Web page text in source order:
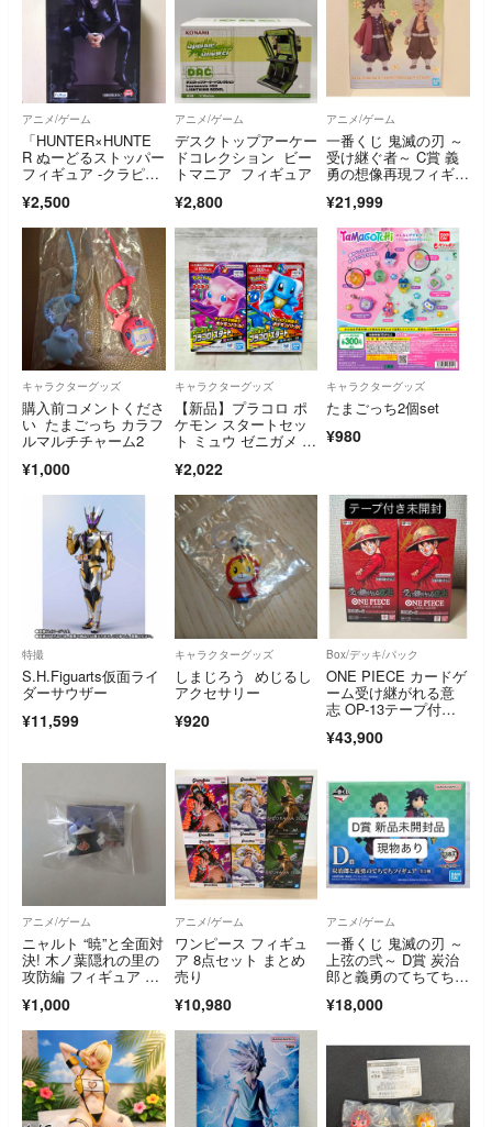
アニメ/ゲーム
「HUNTER×HUNTE
R ぬーどるストッパー
フィギュア -クラピ
¥2,500
アニメ/ゲーム
デスクトップアーケー
ドコレクション ビー
トマニア フィギュア
¥2,800
アニメ/ゲーム
一番くじ 鬼滅の刃 ～
受け継ぐ者～ C賞 義
勇の想像再現フィギュ
¥21,999
キャラクターグッズ
購入前コメントくださ
い たまごっち カラフ
ルマルチチャーム2
¥1,000
キャラクターグッズ
【新品】プラコロ ポ
ケモン スタートセッ
ト ミュウ ゼニガメ セ
¥2,022
キャラクターグッズ
たまごっち2個set
¥980
特撮
S.H.Figuarts仮面ライ
ダーサウザー
¥11,599
キャラクターグッズ
しまじろう めじるし
アクセサリー
¥920
Box/デッキ/パック
ONE PIECE カードゲ
ーム受け継がれる意
志 OP-13テープ付き
¥43,900
アニメ/ゲーム
ニャルト “暁”と全面対
決! 木ノ葉隠れの里の
攻防編 フィギュア 小
¥1,000
アニメ/ゲーム
ワンピース フィギュ
ア 8点セット まとめ
売り
¥10,980
アニメ/ゲーム
一番くじ 鬼滅の刃 ～
上弦の弐～ D賞 炭治
郎と義勇のてちてちフ
品
¥18,000